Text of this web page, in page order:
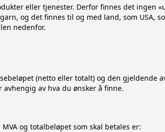
eller tjenester. Derfor finnes det ingen
og det finnes til og med land, som USA,
nedenfor.
(netto eller totalt) og den gjeldende
av hva du ønsker å finne.
og totalbeløpet som skal betales er: